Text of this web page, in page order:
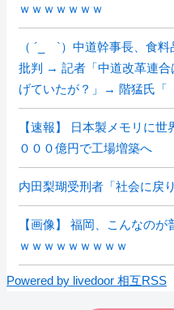
ｗｗｗｗｗｗｗ
（ ´_ゝ`）中道幹事長、食
批判 → 記者「中道改革連合
げていたが？」→ 階猛氏「
【速報】 日本製メモリに
０００億円で工場増築へ
内田梨瑚受刑者「社会に戻
【画像】 福岡、こんなの
ｗｗｗｗｗｗｗｗｗ
Powered by livedoor 相互RSS